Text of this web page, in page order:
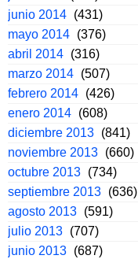
junio 2014 (431)
mayo 2014 (376)
abril 2014 (316)
marzo 2014 (507)
febrero 2014 (426)
enero 2014 (608)
diciembre 2013 (841)
noviembre 2013 (660)
octubre 2013 (734)
septiembre 2013 (636)
agosto 2013 (591)
julio 2013 (707)
junio 2013 (687)